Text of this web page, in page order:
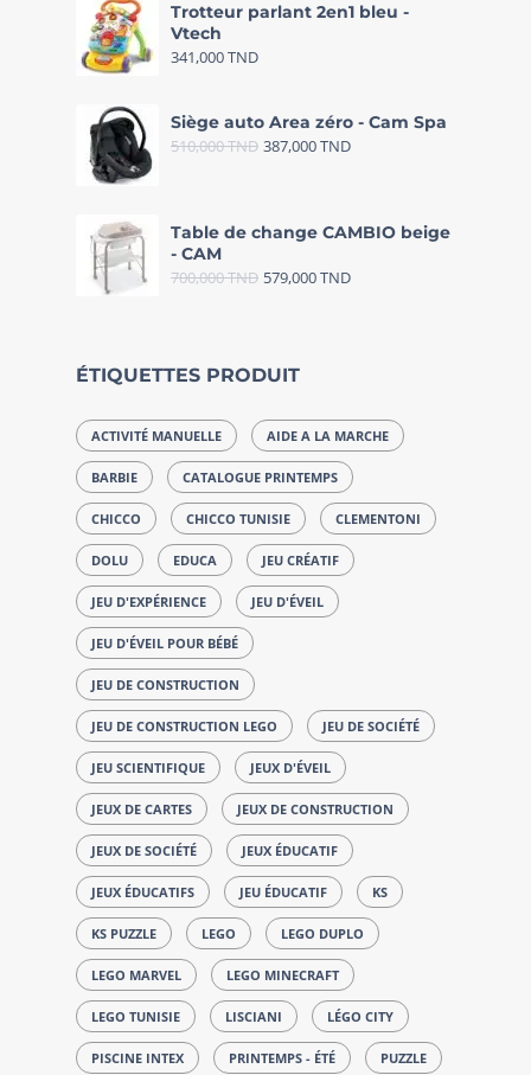
Trotteur parlant 2en1 bleu -
Vtech
341,000TND
Siège auto Area zéro - Cam Spa
510,000TND 387,000TND
Table de change CAMBIO beige
- CAM
700,000TND 579,000TND
ÉTIQUETTES PRODUIT
ACTIVITÉ MANUELLE AIDE A LA MARCHE
BARBIE CATALOGUE PRINTEMPS
CHICCO CHICCO TUNISIE CLEMENTONI
DOLU EDUCA JEU CRÉATIF
JEU D'EXPÉRIENCE JEU D'ÉVEIL
JEU D'ÉVEIL POUR BÉBÉ
JEU DE CONSTRUCTION
JEU DE CONSTRUCTION LEGO JEU DE SOCIÉTÉ
JEU SCIENTIFIQUE JEUX D'ÉVEIL
JEUX DE CARTES JEUX DE CONSTRUCTION
JEUX DE SOCIÉTÉ JEUX ÉDUCATIF
JEUX ÉDUCATIFS JEU ÉDUCATIF KS
KS PUZZLE LEGO LEGO DUPLO
LEGO MARVEL LEGO MINECRAFT
LEGO TUNISIE LISCIANI LÉGO CITY
PISCINE INTEX PRINTEMPS - ÉTÉ PUZZLE